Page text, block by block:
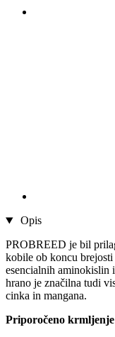
Opis
PROBREED je bil
kobile ob koncu
esencialnih aminokislin
hrano je značilna tudi
cinka in mangana.
Priporočeno